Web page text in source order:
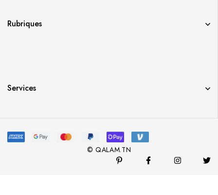
Rubriques
Services
© QALAM.TN